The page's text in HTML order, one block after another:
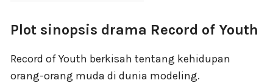
Plot sinopsis drama Record of Youth
Record of Youth berkisah tentang kehidupan
orang-orang muda di dunia modeling.